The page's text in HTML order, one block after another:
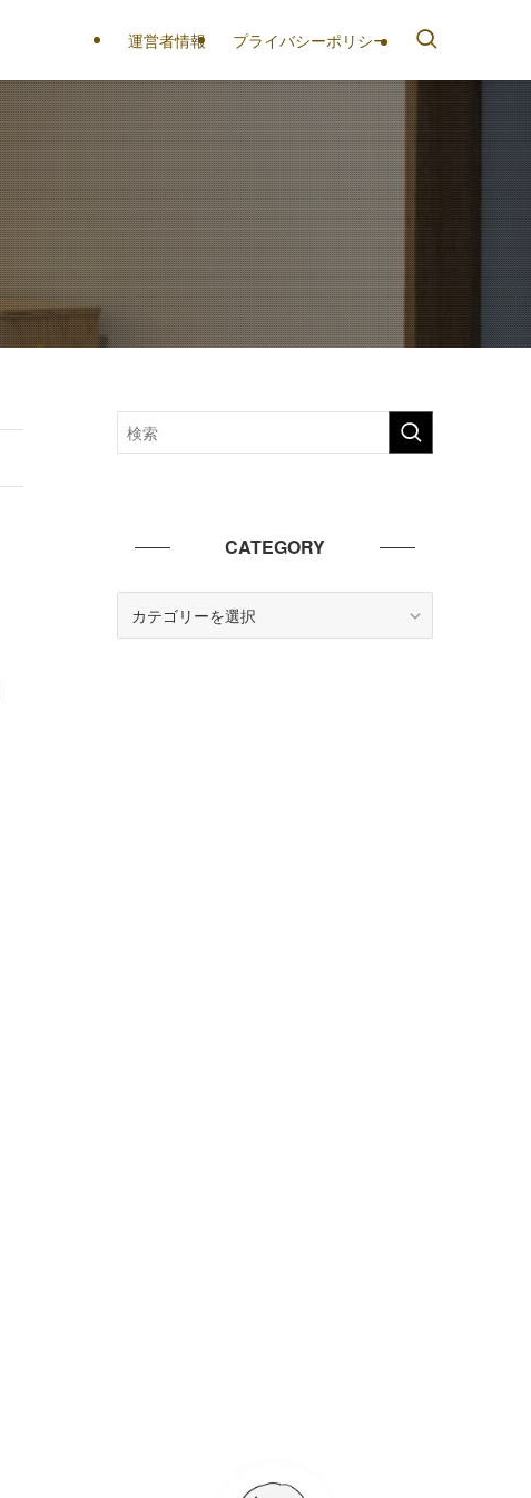
運営者情報 プライバシーポリシー
CATEGORY